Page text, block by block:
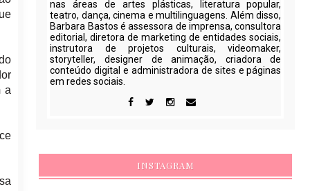
a
nas áreas de artes plásticas, literatura popular,
teatro, dança, cinema e multilinguagens. Além disso,
Barbara Bastos é assessora de imprensa, consultora
editorial, diretora de marketing de entidades sociais,
instrutora de projetos culturais, videomaker,
storyteller, designer de animação, criadora de
conteúdo digital e administradora de sites e páginas
em redes sociais.
INSTAGRAM